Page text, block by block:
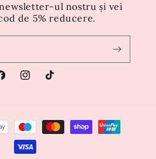
ul nostru și vei
de 5% reducere.
InstagramTikTok